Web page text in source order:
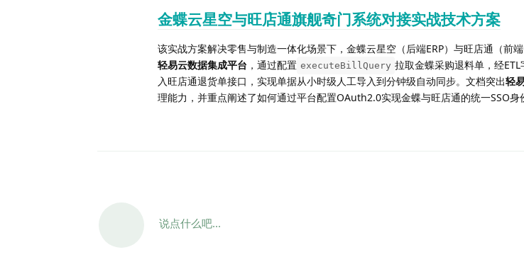
金蝶云星空与旺店通旗舰奇门系统对接实战技术方案
该实战方案解决零售与制造一体化场景下，金蝶云星空（后端ERP）与旺店通（前
轻易云数据集成平台 ，通过配置 executeBillQuery 拉取金蝶采购退料单，经
入旺店通退货单接口，实现单据从小时级人工导入到分钟级自动同步。文档突出轻
理能力，并重点阐述了如何通过平台配置OAuth2.0实现金蝶与旺店通的统一SSO身
说点什么吧...